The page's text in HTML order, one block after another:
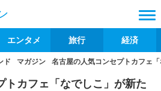
エンタメ 旅行 経済
ド マガジン 名古屋の人気コンセプトカフェ
トカフェ「なでしこ」が新た